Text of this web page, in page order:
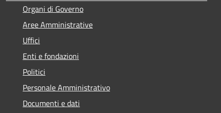
Organi di Governo
Aree Amministrative
Uffici
Enti e fondazioni
Politici
Personale Amministrativo
Documenti e dati